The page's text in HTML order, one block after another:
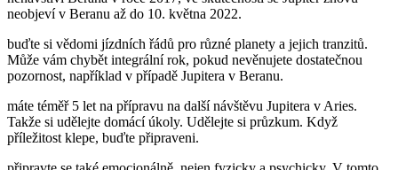
neobjeví v Beranu až do 10. května 2022.
buďte si vědomi jízdních řádů pro různé planety a jejich tranzitů.
Může vám chybět integrální rok, pokud nevěnujete dostatečnou
pozornost, například v případě Jupitera v Beranu.
máte téměř 5 let na přípravu na další návštěvu Jupitera v Aries.
Takže si udělejte domácí úkoly. Udělejte si průzkum. Když
příležitost klepe, buďte připraveni.